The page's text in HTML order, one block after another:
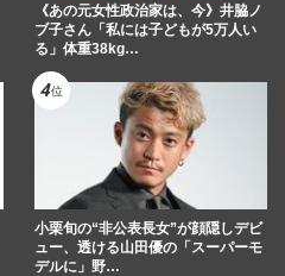
《あの元女性政治家は、今》井脇ノ
ブ子さん「私には子どもが5万人い
る」体重38kg…
小栗旬の“非公表長女”が顔隠しデビ
ュー、透ける山田優の「スーパーモ
デルに」野…